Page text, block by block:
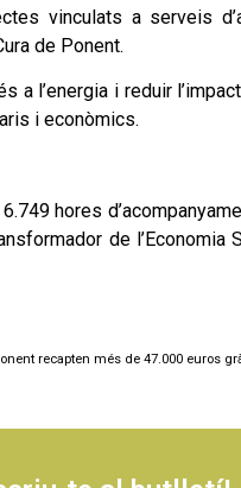
vinculats a serveis
de Ponent.
l’energia i reduir
i econòmics.
hores
de l’Economia
recapten més de 47.000 euros